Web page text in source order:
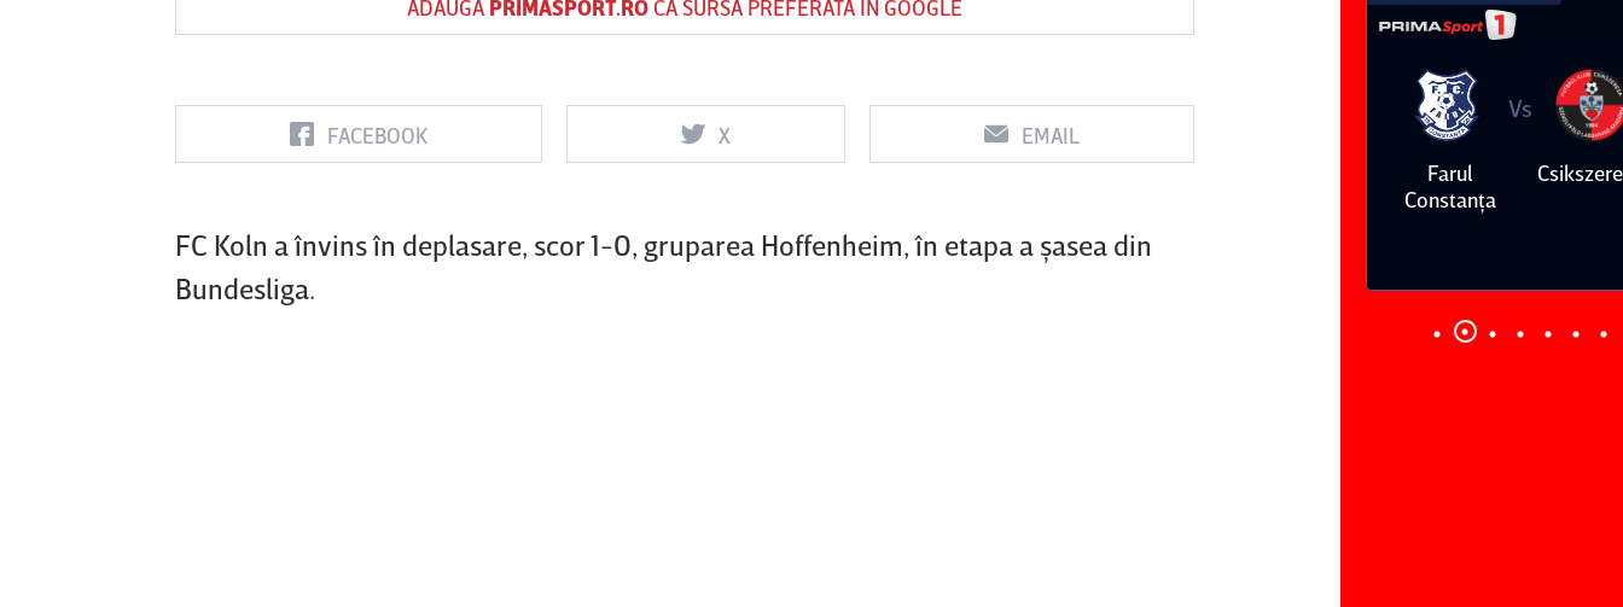
ADAUGĂ PRIMASPORT.ROCA SURSĂ PREFERATĂ ÎN GOOGLE
FACEBOOK X EMAIL
FC Koln a învins în deplasare, scor 1-0, gruparea Hoffenheim, în etapa a şasea din
Bundesliga.
Vs Vs
0
Vs
0
Vs
Dinamo
Vs
FC